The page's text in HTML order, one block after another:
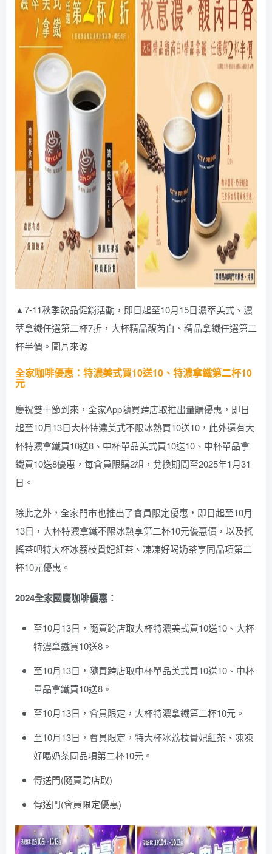
▲7-11秋季飲品促銷活動，即日起至10月15日濃萃美式、濃
萃拿鐵任選第二杯7折，大杯精品馥芮白、精品拿鐵任選第二
杯半價。 圖片來源
全家咖啡優惠：特濃美式買10送10、特濃拿鐵第二杯10
元
慶祝雙十節到來，全家App隨買跨店取推出量購優惠，即日
起至10月13日大杯特濃美式不限冰熱買10送10，此外還有大
杯特濃拿鐵買10送8、中杯單品美式買10送10、中杯單品拿
鐵買10送8優惠，每會員限購2組，兌換期間至2025年1月31
日。
除此之外，全家門市也推出了會員限定優惠，即日起至10月
13日，大杯特濃拿鐵不限冰熱享第二杯10元優惠價，以及搖
搖茶吧特大杯冰荔枝貴妃紅茶、凍凍好喝奶茶享同品項第二
杯10元優惠。
2024全家國慶咖啡優惠：
至10月13日，隨買跨店取大杯特濃美式買10送10、大杯
特濃拿鐵買10送8。
至10月13日，隨買跨店取中杯單品美式買10送10、中杯
單品拿鐵買10送8。
至10月13日，會員限定，大杯特濃拿鐵第二杯10元。
至10月13日，會員限定，特大杯冰荔枝貴妃紅茶、凍凍
好喝奶茶同品項第二杯10元。
傳送門(隨買跨店取)
傳送門(會員限定優惠)